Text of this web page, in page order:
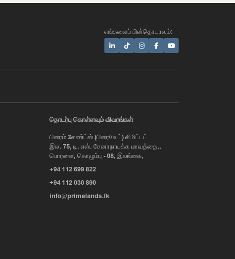
எங்களைப் பின்தொடரவும்:
தொடர்பு கொள்ளவும் விவரங்கள்
பிரைம் லேண்ட்ஸ் (பிரைவேட்) லிமிட்டட்
இல. 75, டி. எஸ். சேனாநாயக்க மாவத்தை,,
பொரளை, கொழும்பு - 08, இலங்கை,
+94 112 699 822
+94 112 030 890
info@primelands.lk
Hi, I'm Prime Bee, Your AI
Assistant!
Tap the Call button above to talk
message below and I'll be happy to